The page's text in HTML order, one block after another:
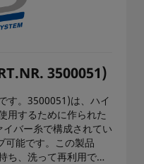
3500051)
す。3500051)は、ハイ
用するために作られた
バー糸で構成されてい
可能です。この製品
ち、洗って再利用でき